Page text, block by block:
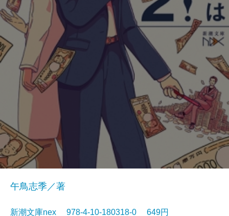
午鳥志季／著
新潮文庫nex 978-4-10-180318-0 649円